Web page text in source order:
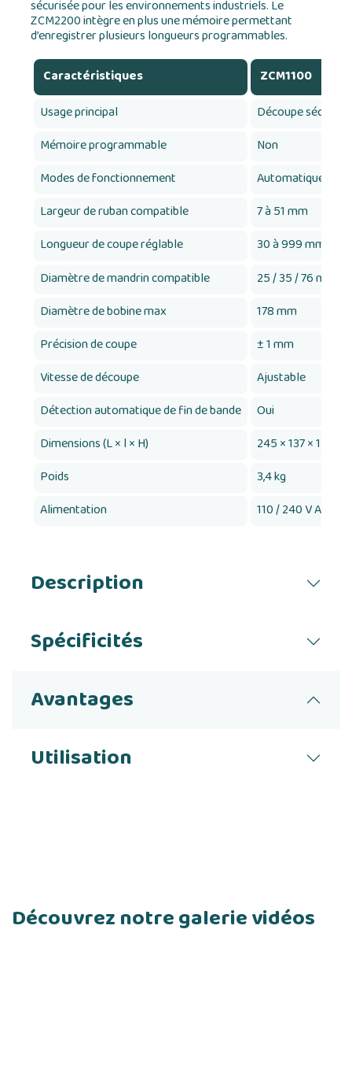
sécurisée pour les environnements industriels. Le
ZCM2200 intègre en plus une mémoire permettant
d’enregistrer plusieurs longueurs programmables.
Caractéristiques
ZCM1100
Usage principal
Découpe
Mémoire programmable
Non
Modes de fonctionnement
Automatique,
Largeur de ruban compatible
7 à 51 mm
Longueur de coupe réglable
30 à 999 mm
Diamètre de mandrin compatible
25 / 35 / 76 mm
Diamètre de bobine max
178 mm
Précision de coupe
± 1 mm
Vitesse de découpe
Ajustable
Détection automatique de fin de bande
Oui
Dimensions (L × l × H)
245 × 137 × 150
Poids
3,4 kg
Alimentation
110 / 240 V AC →
Description
Spécificités
Avantages
Utilisation
Découvrez notre galerie vidéos